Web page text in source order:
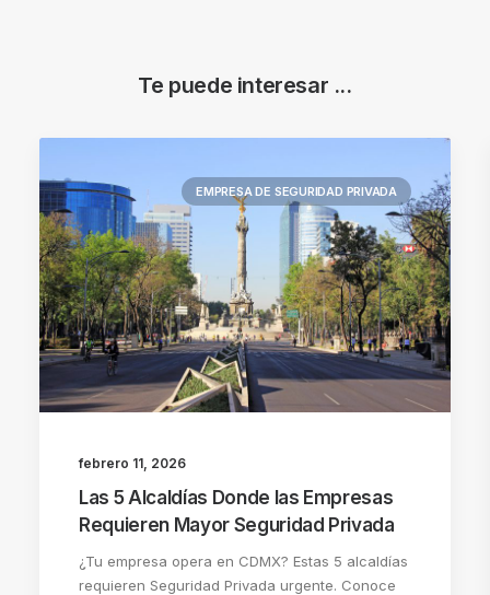
Te puede interesar ...
EMPRESA DE SEGURIDAD PRIVADA
febrero 11, 2026
Las 5 Alcaldías Donde las Empresas
Requieren Mayor Seguridad Privada
¿Tu empresa opera en CDMX? Estas 5 alcaldías
requieren Seguridad Privada urgente. Conoce